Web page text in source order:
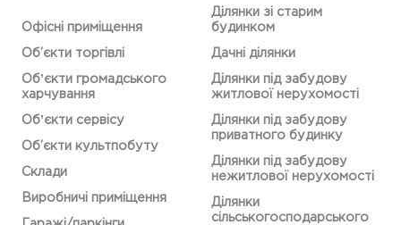
Офісні приміщення
Об’єкти торгівлі
Обʼєкти громадського
харчування
Обʼєкти сервісу
Об’єкти культпобуту
Склади
Виробничі приміщення
Ділянки зі старим
будинком
Дачні ділянки
Ділянки під забудову
житлової нерухомості
Ділянки під забудову
приватного будинку
Ділянки під забудову
нежитлової нерухомості
Ділянки
сільськогосподарського